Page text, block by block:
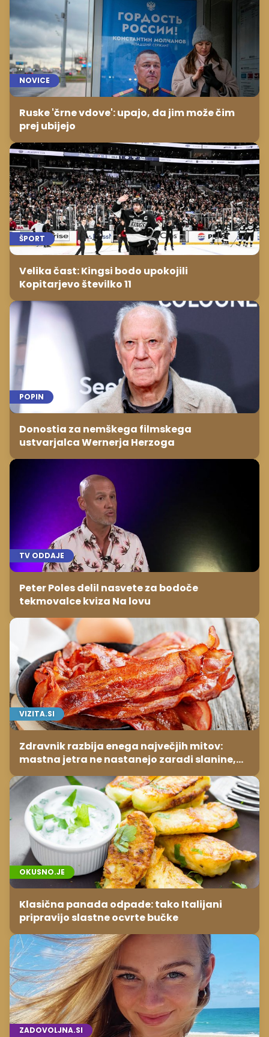
NOVICE
Ruske 'črne vdove': upajo, da jim može čim
prej ubijejo
ŠPORT
Velika čast: Kingsi bodo upokojili
Kopitarjevo številko 11
POPIN
Donostia za nemškega filmskega
ustvarjalca Wernerja Herzoga
TV ODDAJE
Peter Poles delil nasvete za bodoče
tekmovalce kviza Na lovu
VIZITA.SI
Zdravnik razbija enega največjih mitov:
mastna jetra ne nastanejo zaradi slanine,
temveč zaradi živila, ki ga imamo vsi radi
OKUSNO.JE
Klasična panada odpade: tako Italijani
pripravijo slastne ocvrte bučke
ZADOVOLJNA.SI